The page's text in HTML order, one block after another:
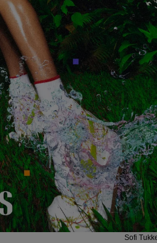
Sofi